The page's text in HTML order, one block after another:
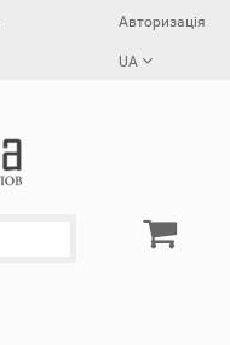
Авторизація
UA